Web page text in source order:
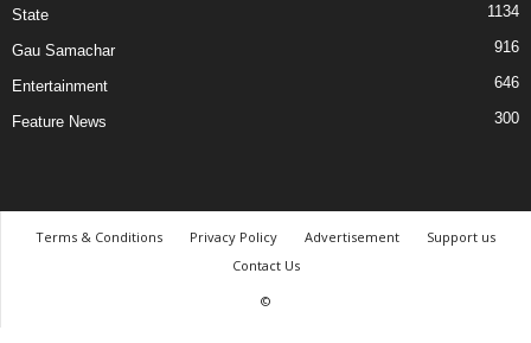
State 1134
Gau Samachar 916
Entertainment 646
Feature News 300
Terms & Conditions Privacy Policy Advertisement
Support us
Contact Us
©